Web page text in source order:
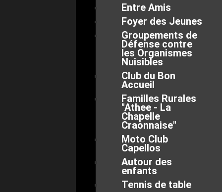
Entre Amis
Foyer des Jeunes
Groupements de
Défense contre
les Organismes
Nuisibles
Club du Bon
Accueil
Familles Rurales
"Athee - La
Chapelle
Craonnaise"
Moto Club
Capellos
Autour des
enfants
Tennis de table